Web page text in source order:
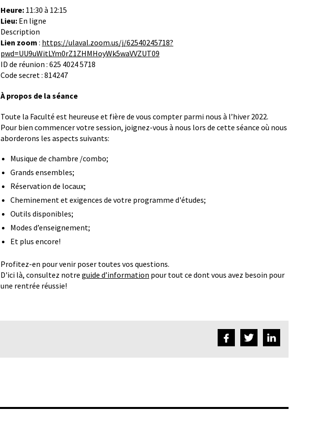
Heure: 11:30 à 12:15
Lieu: En ligne
Description
Lien zoom : https://ulaval.zoom.us/j/62540245718?
pwd=UU9uWitLYm0rZ1ZHMHoyWk5waVVZUT09
ID de réunion : 625 4024 5718
Code secret : 814247
À propos de la séance
Toute la Faculté est heureuse et fière de vous compter parmi nous à l’hiver 2022.
Pour bien commencer votre session, joignez-vous à nous lors de cette séance où nous
aborderons les aspects suivants:
Musique de chambre /combo;
Grands ensembles;
Réservation de locaux;
Cheminement et exigences de votre programme d'études;
Outils disponibles;
Modes d’enseignement;
Et plus encore!
Profitez-en pour venir poser toutes vos questions.
D'ici là, consultez notre guide d’information pour tout ce dont vous avez besoin pour
une rentrée réussie!